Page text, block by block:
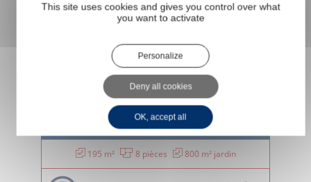
MAISON DE CARACTÈRE 5 CHAMBRES
195 m² 8 pièces 800 m² jardin
This site uses cookies and gives you control over what
you want to activate
Personalize
Deny all cookies
OK, accept all